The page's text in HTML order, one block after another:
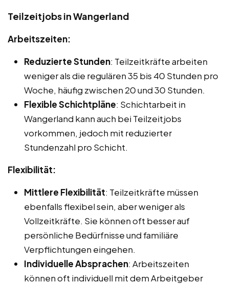
Teilzeitjobs in Wangerland
Arbeitszeiten:
Reduzierte Stunden: Teilzeitkräfte arbeiten
weniger als die regulären 35 bis 40 Stunden pro
Woche, häufig zwischen 20 und 30 Stunden.
Flexible Schichtpläne: Schichtarbeit in
Wangerland kann auch bei Teilzeitjobs
vorkommen, jedoch mit reduzierter
Stundenzahl pro Schicht.
Flexibilität:
Mittlere Flexibilität: Teilzeitkräfte müssen
ebenfalls flexibel sein, aber weniger als
Vollzeitkräfte. Sie können oft besser auf
persönliche Bedürfnisse und familiäre
Verpflichtungen eingehen.
Individuelle Absprachen: Arbeitszeiten
können oft individuell mit dem Arbeitgeber